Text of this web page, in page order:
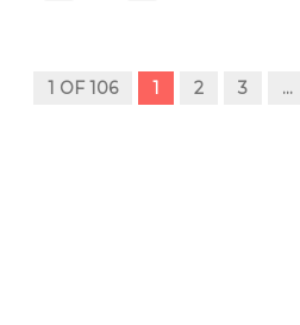
1 OF 106 1 2 3 …